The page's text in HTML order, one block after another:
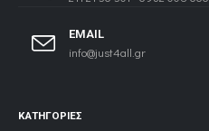
EMAIL
info@just4all.gr
ΚΑΤΗΓΟΡΙΕΣ